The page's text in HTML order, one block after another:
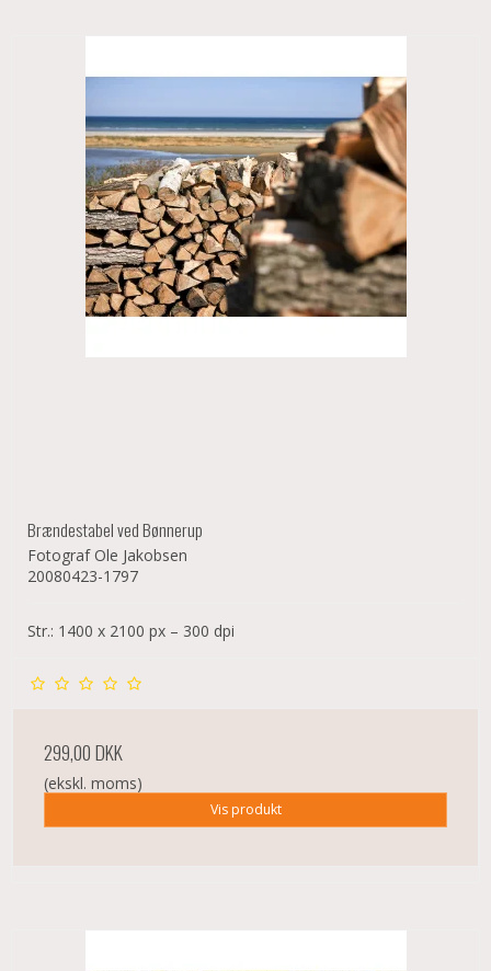
Brændestabel ved Bønnerup
Fotograf Ole Jakobsen
20080423-1797
Str.: 1400 x 2100 px – 300 dpi
299,00 DKK
(ekskl. moms)
Vis produkt